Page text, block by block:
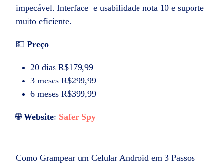
impecável. Interface e usabilidade nota 10 e suporte
muito eficiente.
💵Preço
20 dias R$179,99
3 meses R$299,99
6 meses R$399,99
🌐Website: Safer Spy
Como Grampear um Celular Android em 3 Passos